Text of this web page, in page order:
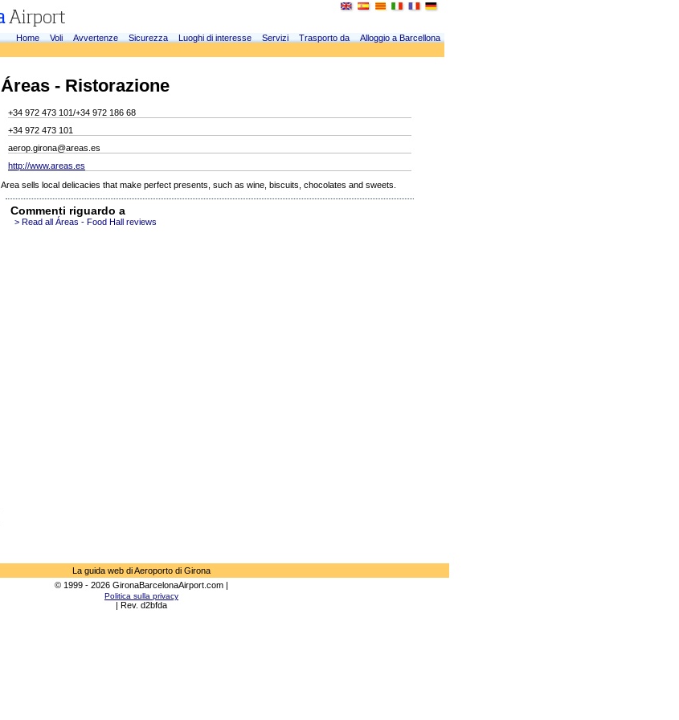
Home Voli Avvertenze Sicurezza Luoghi di interesse Servizi Trasporto da
Alloggio a Barcellona
Áreas - Ristorazione
+34 972 473 101/+34 972 186 68
+34 972 473 101
aerop.girona@areas.es
http://www.areas.es
Area sells local delicacies that make perfect presents, such as wine, biscuits, chocolates and sweets.
Commenti riguardo a
> Read all Áreas - Food Hall reviews
La guida web di Aeroporto di Girona
© 1999 - 2026 GironaBarcelonaAirport.com |
Politica sulla privacy
| Rev. d2bfda